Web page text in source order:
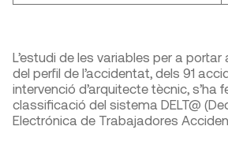
L’estudi de les variables per a portar
del perfil de l’accidentat, dels 91
intervenció d’arquitecte tècnic, s’ha
classificació del sistema DELT@
Electrónica de Trabajadores